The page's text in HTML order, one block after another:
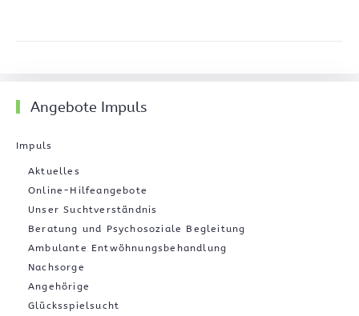
Angebote Impuls
Impuls
Aktuelles
Online-Hilfeangebote
Unser Suchtverständnis
Beratung und Psychosoziale Begleitung
Ambulante Entwöhnungsbehandlung
Nachsorge
Angehörige
Glücksspielsucht